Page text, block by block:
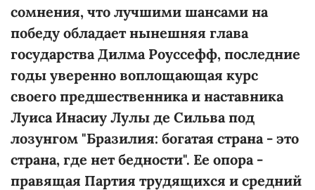
сомнения, что лучшими шансами на
победу обладает нынешняя глава
государства Дилма Роуссефф, последние
годы уверенно воплощающая курс
своего предшественника и наставника
Луиса Инасиу Лулы де Сильва под
лозунгом "Бразилия: богатая страна - это
страна, где нет бедности". Ее опора -
правящая Партия трудящихся и средний